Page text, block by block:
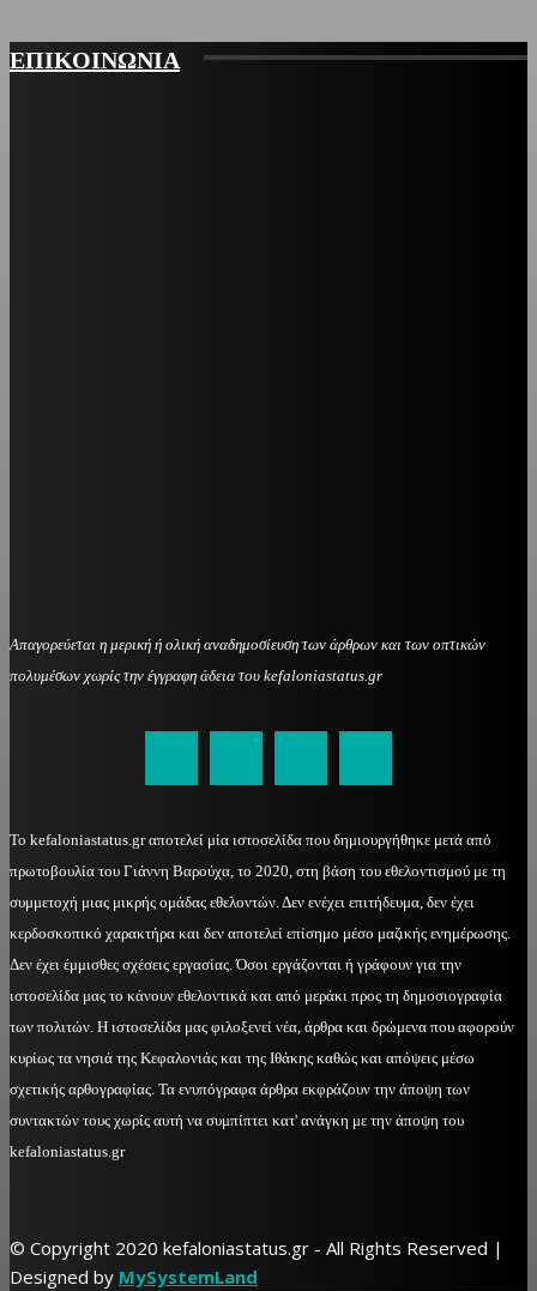
ΕΠΙΚΟΙΝΩΝΙΑ
Απαγορεύεται η μερική ή ολική αναδημοσίευση των άρθρων και των οπτικών
πολυμέσων χωρίς την έγγραφη άδεια του kefaloniastatus.gr
Το kefaloniastatus.gr αποτελεί μία ιστοσελίδα που δημιουργήθηκε μετά από
πρωτοβουλία του Γιάννη Βαρούχα, το 2020, στη βάση του εθελοντισμού με τη
συμμετοχή μιας μικρής ομάδας εθελοντών. Δεν ενέχει επιτήδευμα, δεν έχει
κερδοσκοπικό χαρακτήρα και δεν αποτελεί επίσημο μέσο μαζικής ενημέρωσης.
Δεν έχει έμμισθες σχέσεις εργασίας. Όσοι εργάζονται ή γράφουν για την
ιστοσελίδα μας το κάνουν εθελοντικά και από μεράκι προς τη δημοσιογραφία
των πολιτών. Η ιστοσελίδα μας φιλοξενεί νέα, άρθρα και δρώμενα που αφορούν
κυρίως τα νησιά της Κεφαλονιάς και της Ιθάκης καθώς και απόψεις μέσω
σχετικής αρθογραφίας. Τα ενυπόγραφα άρθρα εκφράζουν την άποψη των
συντακτών τους χωρίς αυτή να συμπίπτει κατ' ανάγκη με την άποψη του
kefaloniastatus.gr
© Copyright 2020 kefaloniastatus.gr - All Rights Reserved |
Designed by MySystemLand